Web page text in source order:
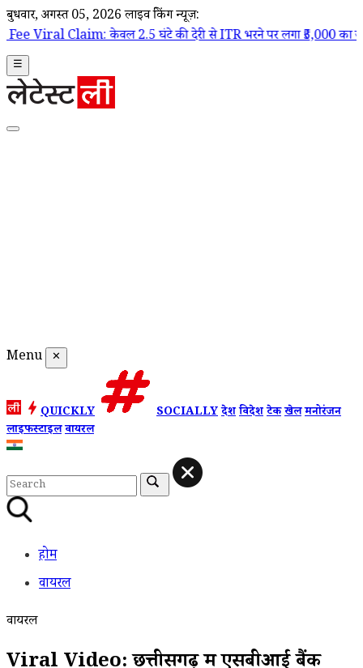
बुधवार, अगस्त 05, 2026 लाइव ब्रेकिंग न्यूज़:
केवल 2.5 घंटे की देरी से ITR भरने पर लगा ₹5,000 का जुर्माना, वायरल
☰
Menu ✕
QUICKLY SOCIALLYदेशविदेशटेकखेलमनोरंजन
लाइफस्टाइलवायरल
होम
वायरल
वायरल